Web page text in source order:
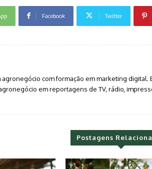
Facebook Twitter
com formação em marketing digital.
em reportagens de TV, rádio,
Postagens